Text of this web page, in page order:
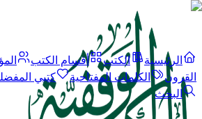
الرئيسية الكتب أقسام الكتب
القرون
الكلمات المفتاحية
كتبي
البحث